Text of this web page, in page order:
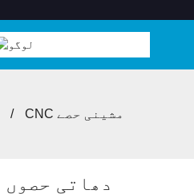
CNC مشینی حصے
دھاتی حصوں